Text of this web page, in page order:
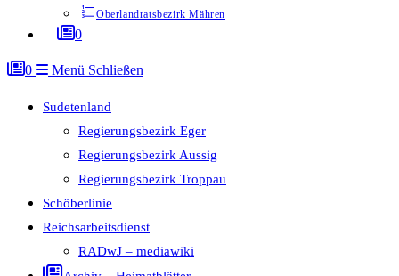
Oberlandratsbezirk Mähren
0
0 Menü Schließen
Sudetenland
Regierungsbezirk Eger
Regierungsbezirk Aussig
Regierungsbezirk Troppau
Schöberlinie
Reichsarbeitsdienst
RADwJ – mediawiki